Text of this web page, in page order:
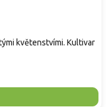
květenstvími. Kultivar